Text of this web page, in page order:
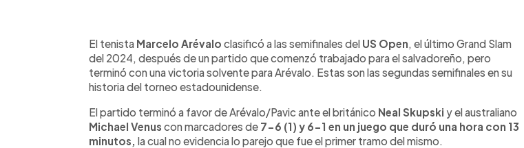
► Escuchar artículo
El tenista Marcelo Arévalo clasificó a las semifinales del US Open , el último Grand Slam
del 2024, después de un partido que comenzó trabajado para el salvadoreño, pero
terminó con una victoria solvente para Arévalo. Estas son las segundas semifinales en su
historia del torneo estadounidense.
El partido terminó a favor de Arévalo/Pavic ante el británico Neal Skupski y el australiano
Michael Venus con marcadores de 7-6 (1) y 6-1 en un juego que duró una hora con 13
minutos, la cual no evidencia lo parejo que fue el primer tramo del mismo.